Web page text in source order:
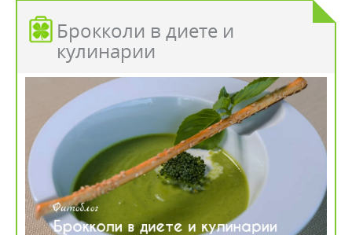
Брокколи в диете и
кулинарии